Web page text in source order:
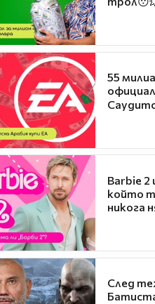
55
Barbie 2
който
никога
След